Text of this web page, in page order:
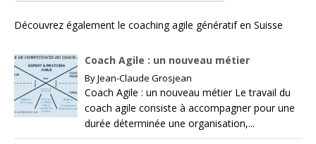
Découvrez également le coaching agile génératif en Suisse
Coach Agile : un nouveau métier
ByJean-Claude Grosjean
Coach Agile : un nouveau métier Le travail du
coach agile consiste à accompagner pour une
durée déterminée une organisation,...